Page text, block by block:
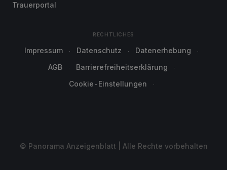
Trauerportal
RECHTLICHES
Impressum Datenschutz
Datenerhebung
AGB
Barrierefreiheitserklärung
Cookie-Einstellungen
© Panorama Anzeigenblatt | Alle Rechte vorbehalten